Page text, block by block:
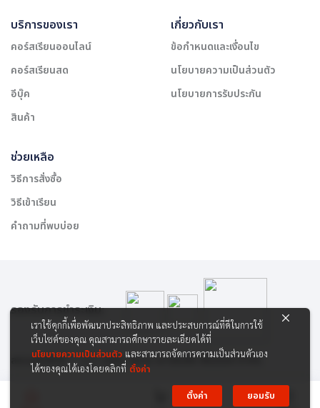
บริการของเรา
คอร์สเรียนออนไลน์
คอร์สเรียนสด
อีบุ๊ค
สินค้า
เกี่ยวกับเรา
ข้อกำหนดและเงื่อนไข
นโยบายความเป็นส่วนตัว
นโยบายการรับประกัน
ช่วยเหลือ
วิธีการสั่งซื้อ
วิธีเข้าเรียน
คำถามที่พบบ่อย
สงวนลิขสิทธิ์ © 2565 บริษัท สยาม เคาเซิลลิ่ง เซ็นเตอร์ จำกัด
รองรับการชำระเงิน:
เราใช้คุกกี้เพื่อพัฒนาประสิทธิภาพ และประสบการณ์ที่ดีในการใช้
เว็บไซต์ของคุณ คุณสามารถศึกษารายละเอียดได้ที่
นโยบายความเป็นส่วนตัว และสามารถจัดการความเป็นส่วนตัวเอง
ได้ของคุณได้เองโดยคลิกที่ ตั้งค่า
ตั้งค่า
ยอมรับ